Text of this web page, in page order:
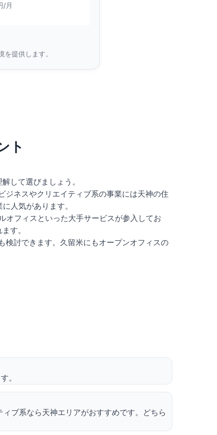
/月
提供します。
ト
して選びましょう。
ネスやクリエイティブ系の事業には天神の住
人気があります。
フィスといった大手サービスが参入してお
す。
検討できます。久留米にもオープンオフィスの
。
ブ系なら天神エリアがおすすめです。どちら